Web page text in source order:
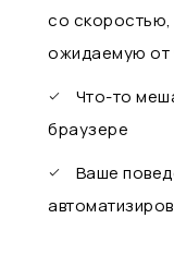
со
ожидаемую от
Что-то
браузере
Ваше